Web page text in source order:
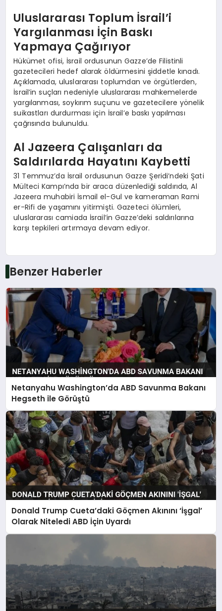
Uluslararası Toplum İsrail’i
Yargılanması İçin Baskı
Yapmaya Çağırıyor
Hükümet ofisi, İsrail ordusunun Gazze’de Filistinli
gazetecileri hedef alarak öldürmesini şiddetle kınadı.
Açıklamada, uluslararası toplumdan ve örgütlerden,
İsrail’in suçları nedeniyle uluslararası mahkemelerde
yargılanması, soykırım suçunu ve gazetecilere yönelik
suikastları durdurması için İsrail’e baskı yapılması
çağrısında bulunuldu.
Al Jazeera Çalışanları da
Saldırılarda Hayatını Kaybetti
31 Temmuz’da İsrail ordusunun Gazze Şeridi’ndeki Şati
Mülteci Kampı’nda bir araca düzenlediği saldırıda, Al
Jazeera muhabiri İsmail el-Gul ve kameraman Rami
er-Rifi de yaşamını yitirmişti. Gazeteci ölümleri,
uluslararası camiada İsrail’in Gazze’deki saldırılarına
karşı tepkileri artırmaya devam ediyor.
Benzer Haberler
Netanyahu Washington’da ABD Savunma Bakanı
Hegseth ile Görüştü
Donald Trump Cueta’daki Göçmen Akınını ‘İşgal’
Olarak Niteledi ABD İçin Uyardı